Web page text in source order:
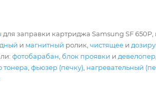
для заправки картриджа Samsung SF 650P,
и магнитный ролик,чистящее и
фотобарабан блок проявки и девелопер
тонера ,фьюзер (печку) нагревательный